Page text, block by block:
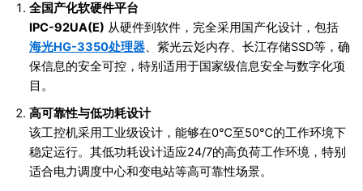
全国产化软硬件平台
IPC-92UA(E) 从硬件到软件，完全采用国产化设计，包括
海光HG-3350处理器、紫光云彣内存、长江存储SSD等，确
保信息的安全可控，特别适用于国家级信息安全与数字化项
目。
高可靠性与低功耗设计
该工控机采用工业级设计，能够在0℃至50℃的工作环境下
稳定运行。其低功耗设计适应24/7的高负荷工作环境，特别
适合电力调度中心和变电站等高可靠性场景。